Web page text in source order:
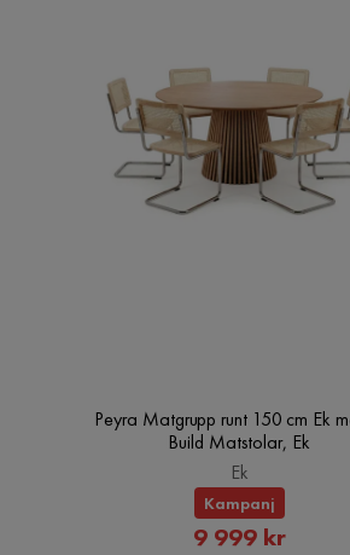
Peyra Matgrupp runt 150 cm Ek
Build Matstolar, Ek
Ek
Kampanj
Rabatterat
9 999 kr